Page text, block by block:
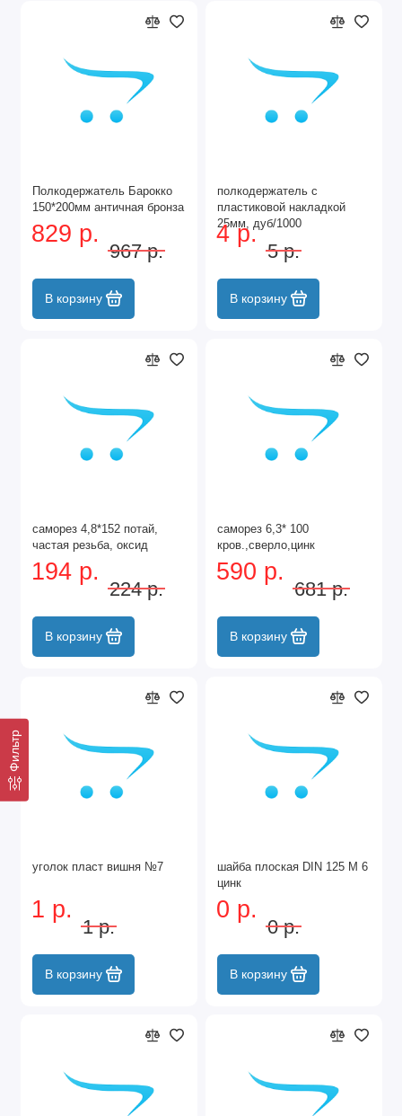
Фильтр
Полкодержатель Барокко
150*200мм античная бронза
829 р.
967 р.
В корзину
полкодержатель с
пластиковой накладкой
25мм, дуб/1000
4 р.
5 р.
В корзину
саморез 4,8*152 потай,
частая резьба, оксид
194 р.
224 р.
В корзину
саморез 6,3* 100
кров.,сверло,цинк
590 р.
681 р.
В корзину
уголок пласт вишня №7
1 р.
1 р.
В корзину
шайба плоская DIN 125 М 6
цинк
0 р.
0 р.
В корзину